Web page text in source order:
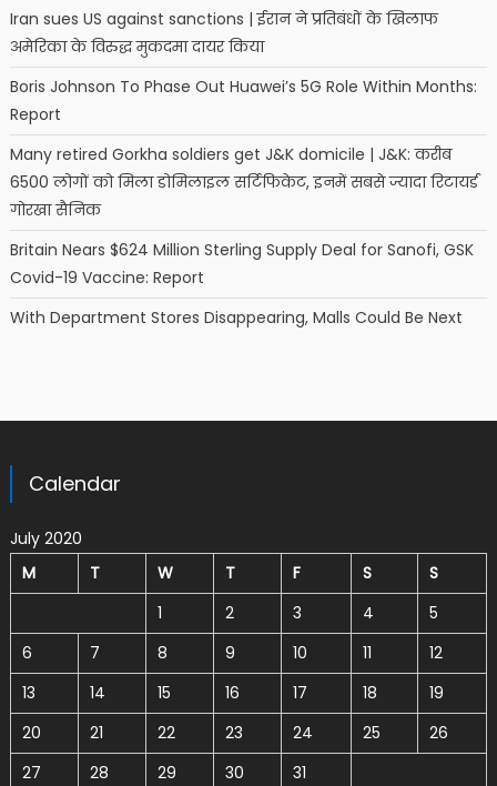
Iran sues US against sanctions | ईरान ने प्रतिबंधों के खिलाफ
अमेरिका के विरुद्ध मुकदमा दायर किया
Boris Johnson To Phase Out Huawei’s 5G Role Within Months:
Report
Many retired Gorkha soldiers get J&K domicile | J&K: करीब
6500 लोगों को मिला डोमिलाइल सर्टिफिकेट, इनमें सबसे ज्यादा रिटायर्ड
गोरखा सैनिक
Britain Nears $624 Million Sterling Supply Deal for Sanofi, GSK
Covid-19 Vaccine: Report
With Department Stores Disappearing, Malls Could Be Next
Calendar
July 2020
M
T W T F S
S
1
2 3 4
5
6
7 8 9 10 11
12
13
14 15 16 17 18
19
20
21 22 23 24 25
26
27
28 29 30 31